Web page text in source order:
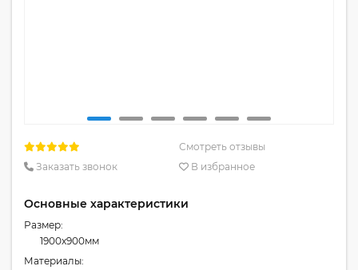
Смотреть отзывы
Заказать звонок
В избранное
Основные характеристики
Размер:
1900x900мм
Материалы: